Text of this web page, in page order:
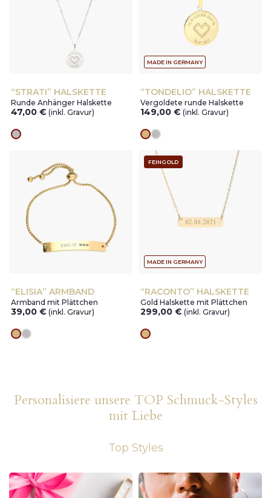
“STRATI” HALSKETTE
Runde Anhänger Halskette
47,00€ (inkl. Gravur)
silver
MADE IN GERMANY
“TONDELIO” HALSKETTE
Vergoldete runde Halskette
149,00€ (inkl. Gravur)
Goldes
silver
“ELISIA” ARMBAND
Armband mit Plättchen
39,00€ (inkl. Gravur)
Goldes
silver
FEINGOLD
MADE IN GERMANY
“RACONTO” HALSKETTE
Gold Halskette mit Plättchen
299,00€ (inkl. Gravur)
Goldes
Personalisiere unsere TOP Schmuck-Styles
mit Liebe
Top Styles